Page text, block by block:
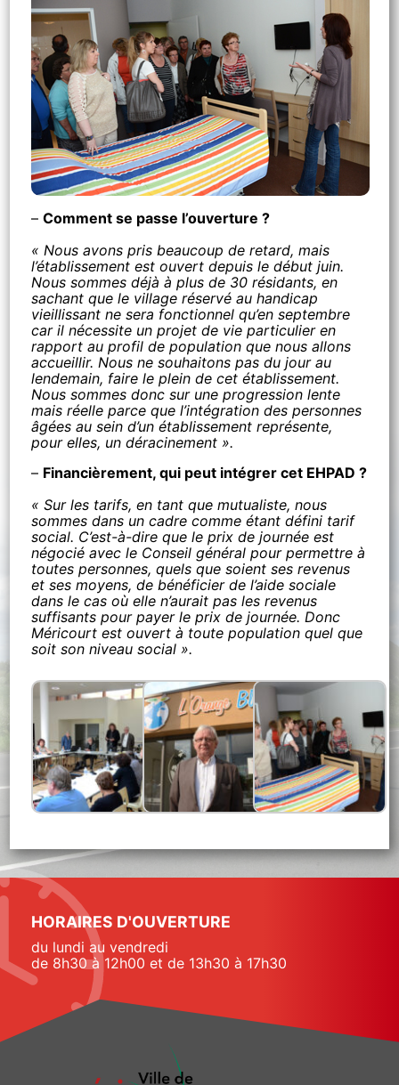
–Comment se passe l’ouverture ?
« Nous avons pris beaucoup de retard, mais
l’établissement est ouvert depuis le début juin.
Nous sommes déjà à plus de 30 résidants, en
sachant que le village réservé au handicap
vieillissant ne sera fonctionnel qu’en septembre
car il nécessite un projet de vie particulier en
rapport au profil de population que nous allons
accueillir. Nous ne souhaitons pas du jour au
lendemain, faire le plein de cet établissement.
Nous sommes donc sur une progression lente
mais réelle parce que l’intégration des personnes
âgées au sein d’un établissement représente,
pour elles, un déracinement ».
– Financièrement, qui peut intégrer cet EHPAD ?
« Sur les tarifs, en tant que mutualiste, nous
sommes dans un cadre comme étant défini tarif
social. C’est-à-dire que le prix de journée est
négocié avec le Conseil général pour permettre à
toutes personnes, quels que soient ses revenus
et ses moyens, de bénéficier de l’aide sociale
dans le cas où elle n’aurait pas les revenus
suffisants pour payer le prix de journée. Donc
Méricourt est ouvert à toute population quel que
soit son niveau social ».
HORAIRES D'OUVERTURE
du lundi au vendredi
de 8h30 à 12h00 et de 13h30 à 17h30